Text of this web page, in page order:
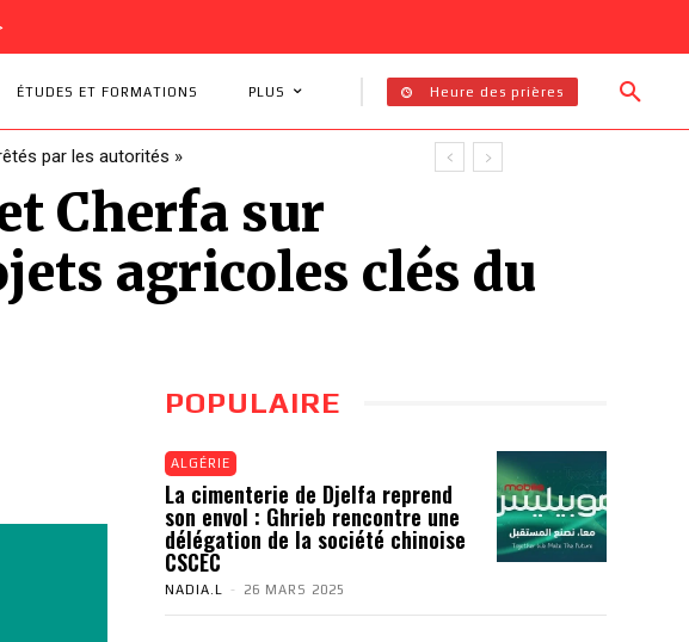
ÉTUDES ET FORMATIONS PLUS Heure des prières
par les autorités »
pays hôte !
Cherfa sur
agricoles clés du
POPULAIRE
ALGÉRIE
La cimenterie de Djelfa reprend
son envol : Ghrieb rencontre une
délégation de la société chinoise
CSCEC
NADIA.L - 26 MARS 2025